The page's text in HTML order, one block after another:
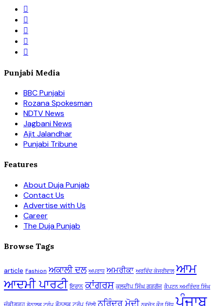
Punjabi Media
BBC Punjabi
Rozana Spokesman
NDTV News
Jagbani News
Ajit Jalandhar
Punjabi Tribune
Features
About Duja Punjab
Contact Us
Advertise with Us
Career
The Duja Punjab
Browse Tags
article Fashion ਅਕਾਲੀ ਦਲ ਅਪਰਾਧ ਅਮਰੀਕਾ ਅਰਵਿੰਦ ਕੇਜਰੀਵਾਲ ਆਮ
ਆਦਮੀ ਪਾਰਟੀ ਇਰਾਨ ਕਾਂਗਰਸ ਕੁਲਦੀਪ ਸਿੰਘ ਗੜਗੱਜ ਕੈਪਟਨ ਅਮਰਿੰਦਰ ਸਿੰਘ
ਡੋਨਾਲਡ ਟਰੰਪ ਦਿੱਲੀ ਨਰਿੰਦਰ ਮੋਦੀ ਨਵਜੋਤ ਕੌਰ ਸਿੱਧੂ ਪੰਜਾਬ